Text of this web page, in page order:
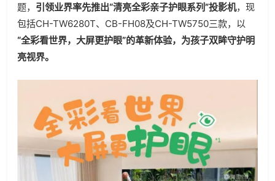
题， 引领业界率先推出“清亮全彩亲子护眼系列”投影机，现
包括CH-TW6280T、CB-FH08及CH-TW5750三款，以
“全彩看世界，大屏更护眼”的革新体验，为孩子双眸守护明
亮视界。